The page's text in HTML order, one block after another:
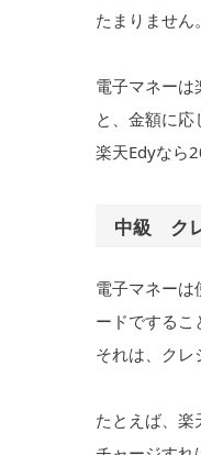
たまりません
電子マネーは
と、金額に応
楽天Edyなら
中級 ク
電子マネーは
ードでするこ
それは、クレ
たとえば、